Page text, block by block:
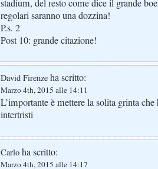
stadium, del resto come dice il grande
regolari saranno una dozzina!
P.s. 2
Post 10: grande citazione!
David Firenze ha scritto:
Marzo 4th, 2015 alle 14:11
L’importante è mettere la solita grinta
intertristi
Carlo ha scritto:
Marzo 4th, 2015 alle 14:17